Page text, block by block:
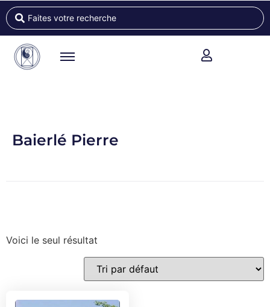
Baierlé Pierre
Voici le seul résultat